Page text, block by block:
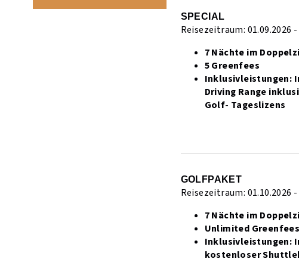
SPECIAL
Reisezeitraum: 01.09.2026 -
7 Nächte im
5 Greenfees
Inklusivleistungen:
Driving Range
Golf- Tageslizens
GOLFPAKET
Reisezeitraum: 01.10.2026 -
7 Nächte im
Unlimited Greenfees
Inklusivleistungen:
kostenloser